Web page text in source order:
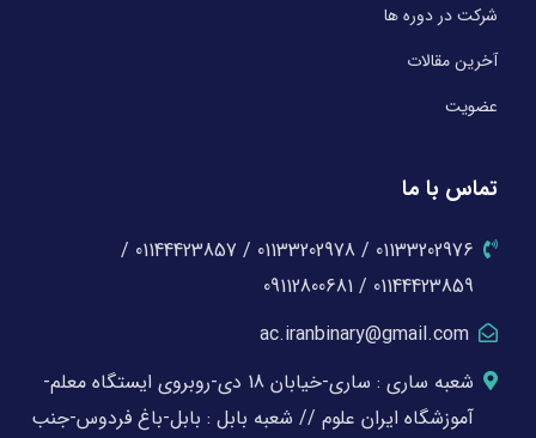
شرکت در دوره ها
آخرین مقالات
عضویت
تماس با ما
01133202976 / 01133202978 / 01144423857 /
01144423859 / 09112800681
ac.iranbinary@gmail.com
شعبه ساری : ساری-خیابان 18 دی-روبروی ایستگاه معلم-
آموزشگاه ایران علوم // شعبه بابل : بابل-باغ فردوس-جنب